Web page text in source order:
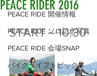
PEACE RIDE 開催情報
PEACE RIDE ソロ記念写真
PEACE RIDE 会場SNAP
バイクライフトピックス
PEACE RIDER 2016
START～10:30